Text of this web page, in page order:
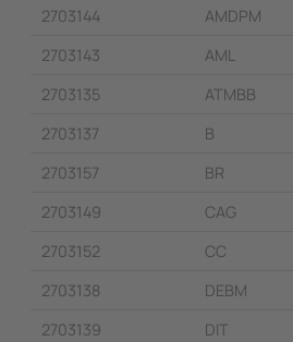
2703144
AMDPM
2703143
AML
2703135
ATMBB
2703137
B
2703157
BR
2703149
CAG
2703152
CC
2703138
DEBM
2703139
DIT